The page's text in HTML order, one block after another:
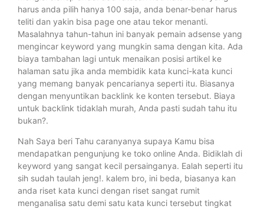
harus anda pilih hanya 100 saja, anda benar-benar harus
teliti dan yakin bisa page one atau tekor menanti.
Masalahnya tahun-tahun ini banyak pemain adsense yang
mengincar keyword yang mungkin sama dengan kita. Ada
biaya tambahan lagi untuk menaikan posisi artikel ke
halaman satu jika anda membidik kata kunci-kata kunci
yang memang banyak pencarianya seperti itu. Biasanya
dengan menyuntikan backlink ke konten tersebut. Biaya
untuk backlink tidaklah murah, Anda pasti sudah tahu itu
bukan?.
Nah Saya beri Tahu caranyanya supaya Kamu bisa
mendapatkan pengunjung ke toko online Anda. Bidiklah di
keyword yang sangat kecil persainganya. Ealah seperti itu
sih sudah taulah jeng!. kalem bro, ini beda, biasanya kan
anda riset kata kunci dengan riset sangat rumit
menganalisa satu demi satu kata kunci tersebut tingkat